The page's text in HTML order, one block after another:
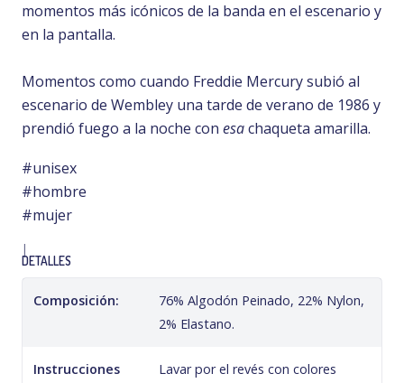
momentos más icónicos de la banda en el escenario y
en la pantalla.
Momentos como cuando Freddie Mercury subió al
escenario de Wembley una tarde de verano de 1986 y
prendió fuego a la noche con esachaqueta amarilla.
#unisex
#hombre
#mujer
|
DETALLES
Composición:
76% Algodón Peinado, 22% Nylon,
2% Elastano.
Instrucciones
Lavar por el revés con colores